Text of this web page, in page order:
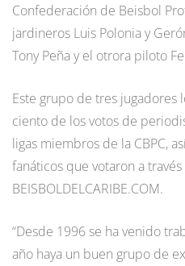
Confederación de Beisbol
jardineros Luis Polonia y
Tony Peña y el otrora piloto
Este grupo de tres jugadores
ciento de los votos de
ligas miembros de la CBPC,
fanáticos que votaron a
BEISBOLDELCARIBE.COM.
“Desde 1996 se ha venido
año haya un buen grupo de